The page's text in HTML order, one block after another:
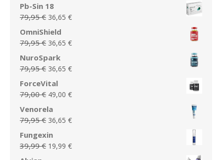
initial
était :
79,95 €.
est :
Pb-Sin 18
79,95€ Le
prix
initial
était :
79,95 €.
36,65 €Le
est :
OmniShield
79,95€ Le
prix
initial
était :
79,95 €.
36,65 €Le
est :
NuroSpark
79,95€ Le
prix
initial
était :
79,95 €.
36,65 €Le
est :
ForceVital
79,00€ Le
prix
initial
était :
79,00 €.
49,00 €Le
est :
Venorela
79,95€ Le
prix
initial
était :
36,65 €Le
est :
Fungexin
39,99€ Le
19,99 €Le